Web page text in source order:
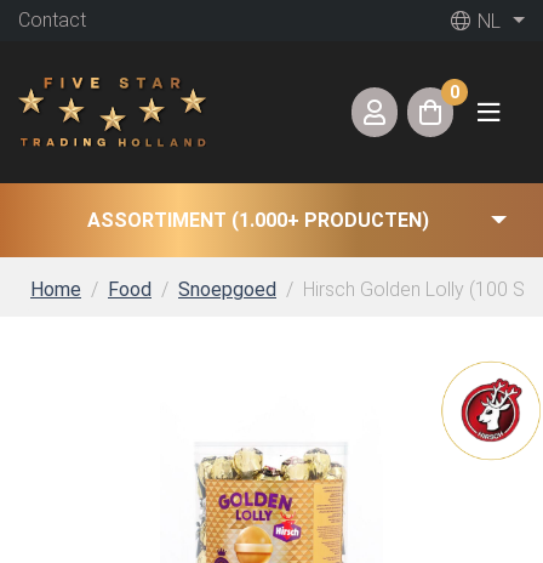
Contact NL
0
ASSORTIMENT (1.000+ PRODUCTEN)
Home Food Snoepgoed Hirsch Golden Lolly (100 St.)